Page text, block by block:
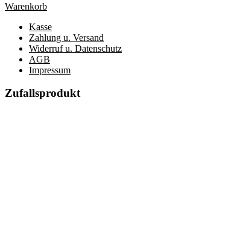
Warenkorb
Kasse
Zahlung u. Versand
Widerruf u. Datenschutz
AGB
Impressum
Zufallsprodukt